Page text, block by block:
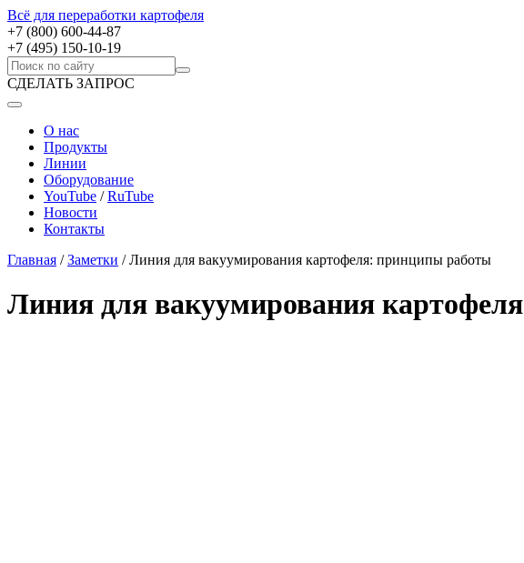
Всё для переработки картофеля
+7 (800) 600-44-87
+7 (495) 150-10-19
СДЕЛАТЬ ЗАПРОС
О нас
Продукты
Линии
Оборудование
YouTube /RuTube
Новости
Контакты
Главная /Заметки /Линия для вакуумирования картофеля: принципы работы
Линия для вакуумирования картофеля